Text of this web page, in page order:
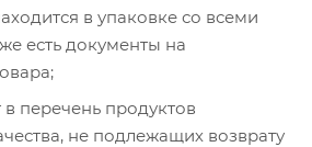
в упаковке со всеми
есть документы на
в перечень продуктов
не подлежащих возврату